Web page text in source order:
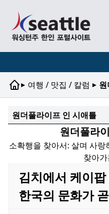
▸ 여행 / 맛집 / 칼럼 ▸
원더풀라이프 인 시애틀
원더풀라
소확행을 찾아서: 살며 사
찾아
김치에서 케이
한국의 문화가